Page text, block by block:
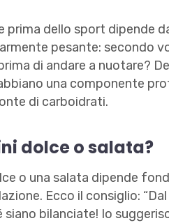
prima dello sport dipende
pesante: secondo
di andare a nuotare?
una componente
di carboidrati.
dolce o salata?
o una salata dipende
Ecco il consiglio:
bilanciate! Io